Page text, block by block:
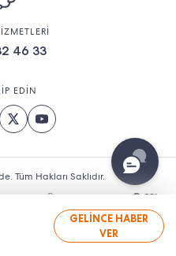
GELİNCE HABER
VER
46 33
EDİN
Tüm Hakları Saklıdır.